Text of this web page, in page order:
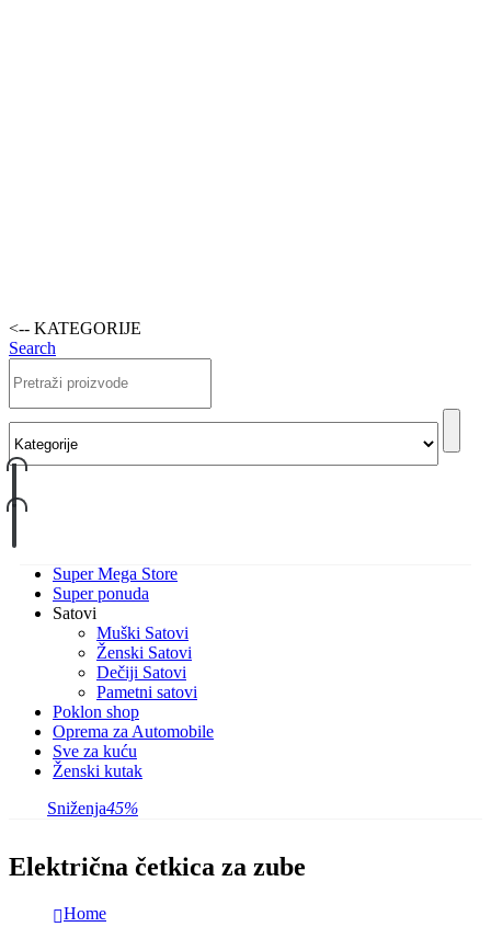
<-- KATEGORIJE
Search
Super Mega Store
Super ponuda
Satovi
Muški Satovi
Ženski Satovi
Dečiji Satovi
Pametni satovi
Poklon shop
Oprema za Automobile
Sve za kuću
Ženski kutak
Sniženja45%
Električna četkica za zube
Home